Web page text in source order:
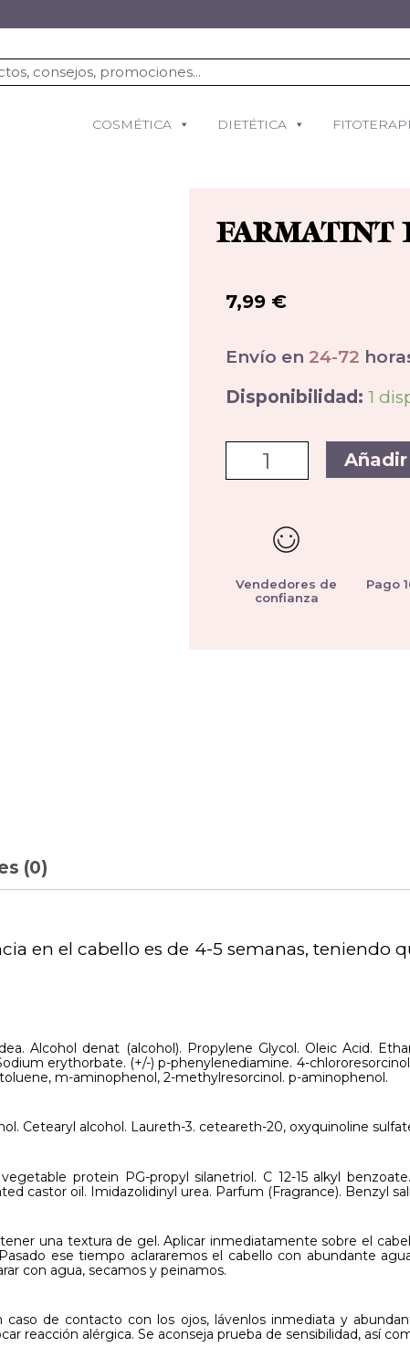
COSMÉTICA DIETÉTICA
FARMATINT
7,99 €
Envío en 24-72
Disponibilidad: 1
Añadir
Vendedores de
confianza
Pago
(0)
en el cabello es de 4-5 semanas, teniendo
Alcohol denat (alcohol). Propylene Glycol. Oleic Acid.
erythorbate. (+/-) p-phenylenediamine. 4-
m-aminophenol, 2-methylresorcinol. p-aminophenol.
Cetearyl alcohol. Laureth-3. ceteareth-20, oxyquinoline
protein PG-propyl silanetriol. C 12-15 alkyl
castor oil. Imidazolidinyl urea. Parfum (Fragrance). Benzyl
una textura de gel. Aplicar inmediatamente sobre el
ese tiempo aclararemos el cabello con abundante
con agua, secamos y peinamos.
de contacto con los ojos, lávenlos inmediata y
reacción alérgica. Se aconseja prueba de sensibilidad, así